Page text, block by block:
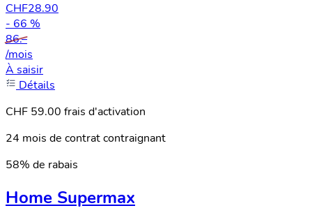
CHF28.90
- 66 %
86.–
/mois
À saisir
Détails
CHF 59.00 frais d'activation
24 mois de contrat contraignant
58% de rabais
Home Supermax